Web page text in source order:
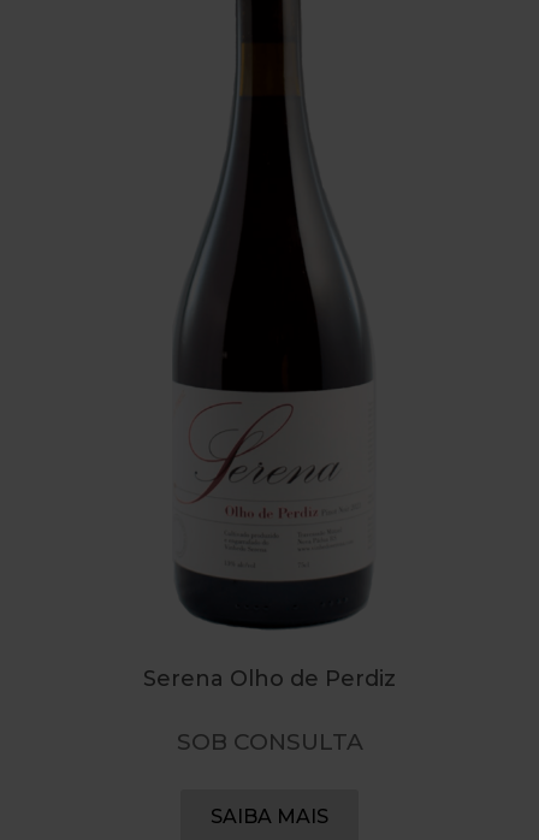
Serena Olho de Perdiz
SOB CONSULTA
SAIBA MAIS